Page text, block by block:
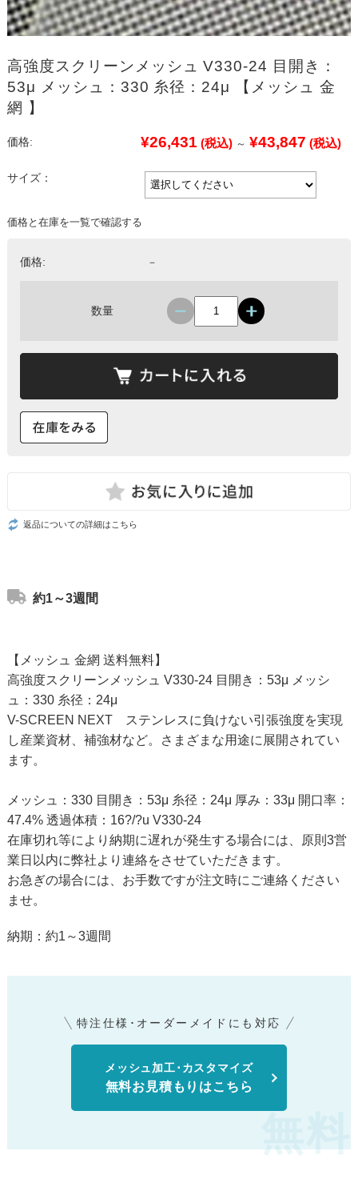
高強度スクリーンメッシュ V330-24 目開き：
53μ メッシュ：330 糸径：24μ 【メッシュ 金
網 】
価格: ¥26,431 (税込) ～ ¥43,847 (税込)
サイズ：
価格と在庫を一覧で確認する
価格: －
数量
返品についての詳細はこちら
約1～3週間
【メッシュ 金網 送料無料】
高強度スクリーンメッシュ V330-24 目開き：53μ メッシ
ュ：330 糸径：24μ
V-SCREEN NEXT ステンレスに負けない引張強度を実現
し産業資材、補強材など。さまざまな用途に展開されてい
ます。
メッシュ：330 目開き：53μ 糸径：24μ 厚み：33μ 開口率：
47.4% 透過体積：16?/?u V330-24
在庫切れ等により納期に遅れが発生する場合には、原則3営
業日以内に弊社より連絡をさせていただきます。
お急ぎの場合には、お手数ですが注文時にご連絡ください
ませ。
納期：約1～3週間
メッシュ加工･カスタマイズ
無料お見積もりはこちら
特注仕様･オーダーメイドにも対応